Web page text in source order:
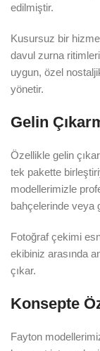
edilmiştir.
Kusursuz bir
davul zurna
uygun, özel
yönetir.
Gelin
Özellikle gelin
tek pakette
modellerimizle
bahçelerinde veya
Fotoğraf çekimi
ekibiniz arasında
çıkar.
Konsepte
Fayton